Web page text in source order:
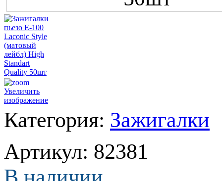
Увеличить
изображение
Категория: Зажигалки
Артикул: 82381